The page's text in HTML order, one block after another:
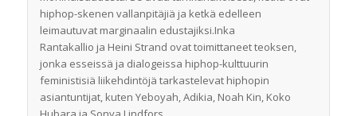
hiphop-skenen vallanpitäjiä ja ketkä edelleen
leimautuvat marginaalin edustajiksi.Inka
Rantakallio ja Heini Strand ovat toimittaneet teoksen,
jonka esseissä ja dialogeissa hiphop-kulttuurin
feministisiä liikehdintöjä tarkastelevat hiphopin
asiantuntijat, kuten Yeboyah, Adikia, Noah Kin, Koko